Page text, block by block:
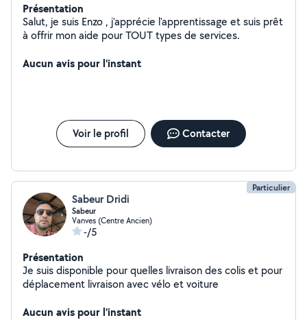
Présentation
Salut, je suis Enzo , j'apprécie l'apprentissage et suis prêt
à offrir mon aide pour TOUT types de services.
Aucun avis pour l'instant
Voir le profil Contacter
Particulier
Sabeur Dridi
Sabeur
Vanves (Centre Ancien)
-/5
Présentation
Je suis disponible pour quelles livraison des colis et pour
déplacement livraison avec vélo et voiture
Aucun avis pour l'instant